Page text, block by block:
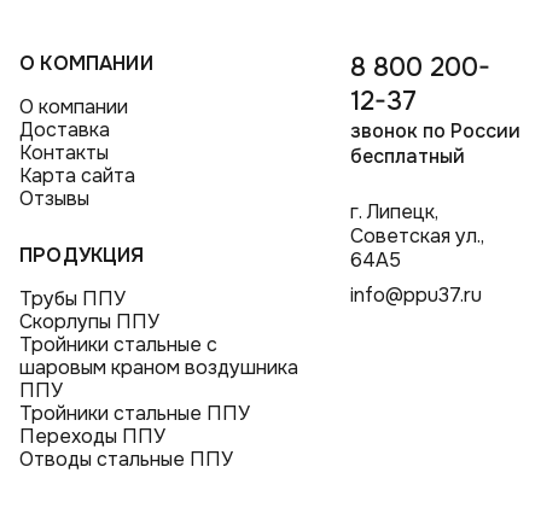
О КОМПАНИИ
О компании
Доставка
Контакты
Карта сайта
Отзывы
ПРОДУКЦИЯ
Трубы ППУ
Скорлупы ППУ
Тройники стальные с
шаровым краном воздушника
ППУ
Тройники стальные ППУ
Переходы ППУ
Отводы стальные ППУ
8 800 200-
12-37
звонок по России
бесплатный
г. Липецк,
Советская ул.,
64А5
info@ppu37.ru